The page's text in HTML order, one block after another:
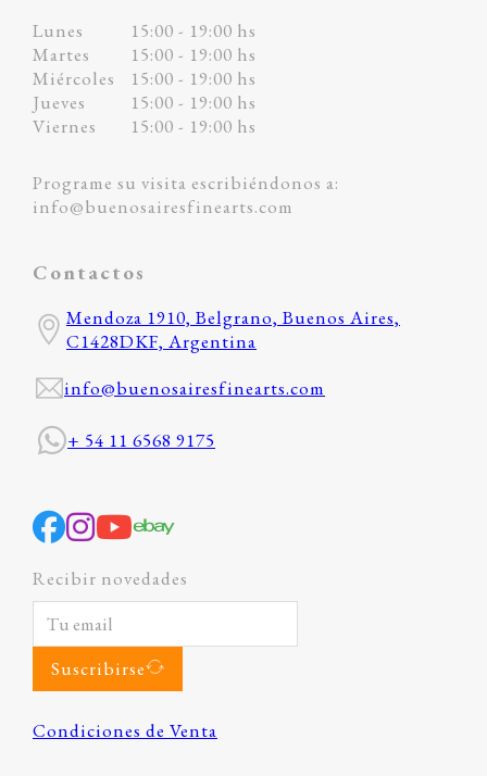
Lunes
15:00 - 19:00 hs
Martes
15:00 - 19:00 hs
Miércoles
15:00 - 19:00 hs
Jueves
15:00 - 19:00 hs
Viernes
15:00 - 19:00 hs
Programe su visita escribiéndonos a:
info@buenosairesfinearts.com
Contactos
Mendoza 1910, Belgrano, Buenos Aires,
C1428DKF, Argentina
info@buenosairesfinearts.com
+ 54 11 6568 9175
Recibir novedades
Suscribirse
Condiciones de Venta